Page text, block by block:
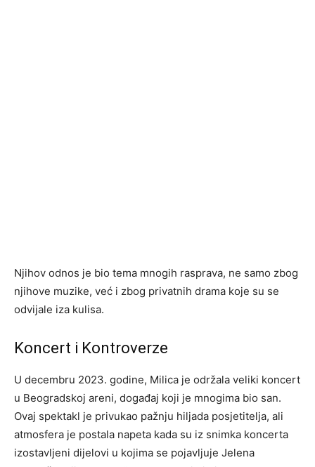
Njihov odnos je bio tema mnogih rasprava, ne samo zbog
njihove muzike, već i zbog privatnih drama koje su se
odvijale iza kulisa.
Koncert i Kontroverze
U decembru 2023. godine, Milica je održala veliki koncert
u Beogradskoj areni, događaj koji je mnogima bio san.
Ovaj spektakl je privukao pažnju hiljada posjetitelja, ali
atmosfera je postala napeta kada su iz snimka koncerta
izostavljeni dijelovi u kojima se pojavljuje Jelena